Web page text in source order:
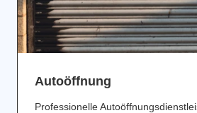
Аutoöffnung
Professionelle